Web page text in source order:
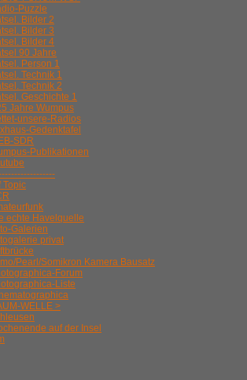
Puzzle
Bilder 2
Bilder 3
Bilder 4
90 Jahre
Person 1
Technik 1
Technik 2
Geschichte 1
Jahre Wumpus
unsere-Radios
Gedenktafel
SDR
Publikationen
Topic
echte Havelquelle
Galerien
privat
Pearl/Somikron Kamera Bausatz
Forum
Liste
WELLE >
auf der Insel